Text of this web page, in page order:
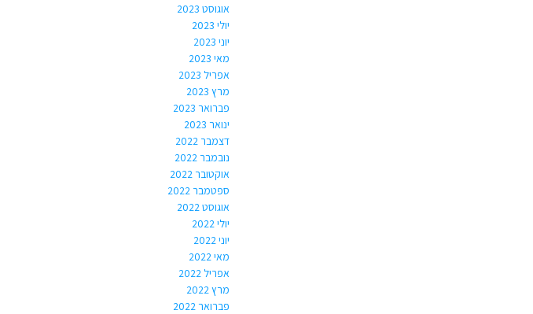
אוגוסט 2023
יולי 2023
יוני 2023
מאי 2023
אפריל 2023
מרץ 2023
פברואר 2023
ינואר 2023
דצמבר 2022
נובמבר 2022
אוקטובר 2022
ספטמבר 2022
אוגוסט 2022
יולי 2022
יוני 2022
מאי 2022
אפריל 2022
מרץ 2022
פברואר 2022